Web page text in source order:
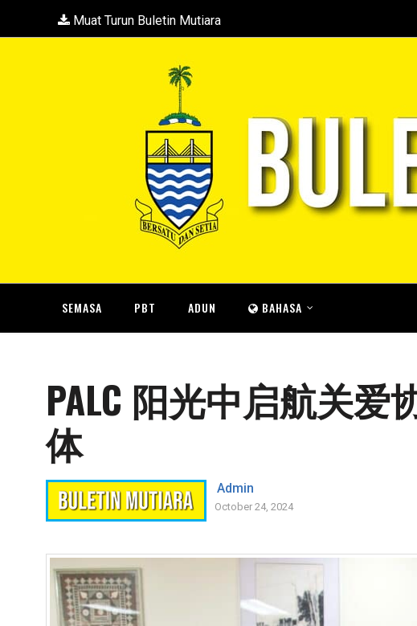
Muat Turun Buletin Mutiara
SEMASA PBT ADUN BAHASA
PALC 阳光中启航关
体
Admin
October 24, 2024